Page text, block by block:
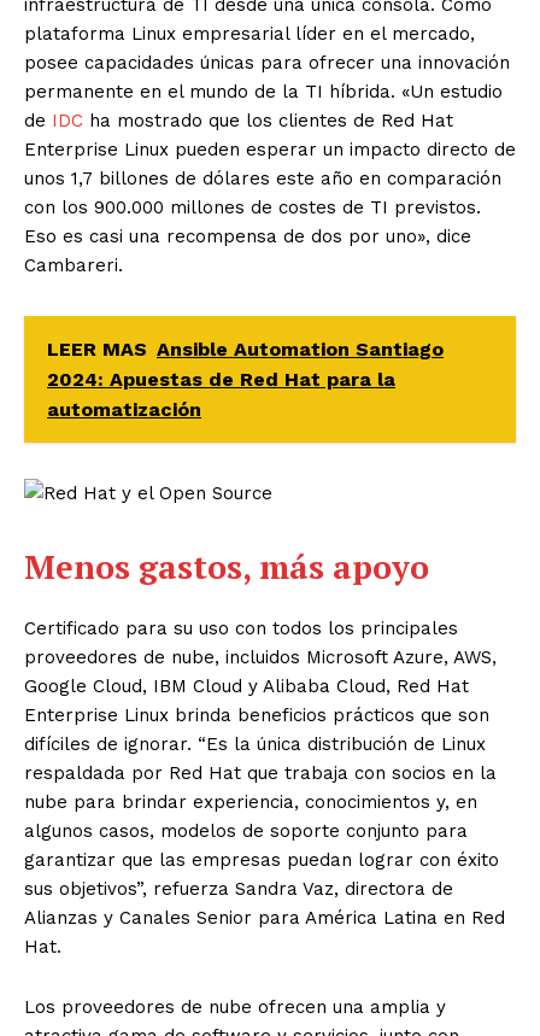
infraestructura de TI desde una única consola. Como
plataforma Linux empresarial líder en el mercado,
posee capacidades únicas para ofrecer una innovación
permanente en el mundo de la TI híbrida. «Un estudio
de IDC ha mostrado que los clientes de Red Hat
Enterprise Linux pueden esperar un impacto directo de
unos 1,7 billones de dólares este año en comparación
con los 900.000 millones de costes de TI previstos.
Eso es casi una recompensa de dos por uno», dice
Cambareri.
LEER MAS Ansible Automation Santiago
2024: Apuestas de Red Hat para la
automatización
Menos gastos, más apoyo
Certificado para su uso con todos los principales
proveedores de nube, incluidos Microsoft Azure, AWS,
Google Cloud, IBM Cloud y Alibaba Cloud, Red Hat
Enterprise Linux brinda beneficios prácticos que son
difíciles de ignorar. “Es la única distribución de Linux
respaldada por Red Hat que trabaja con socios en la
nube para brindar experiencia, conocimientos y, en
algunos casos, modelos de soporte conjunto para
garantizar que las empresas puedan lograr con éxito
sus objetivos”, refuerza Sandra Vaz, directora de
Alianzas y Canales Senior para América Latina en Red
Hat.
Los proveedores de nube ofrecen una amplia y